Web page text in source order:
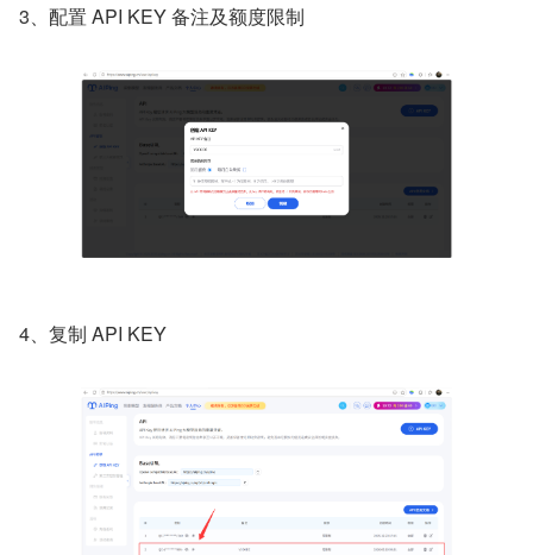
3、配置 API KEY 备注及额度限制
4、复制 API KEY